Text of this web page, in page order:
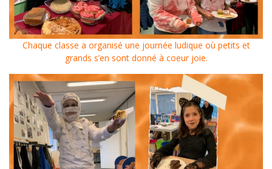
Chaque classe a organisé une journée ludique où petits et
grands s’en sont donné à coeur joie.